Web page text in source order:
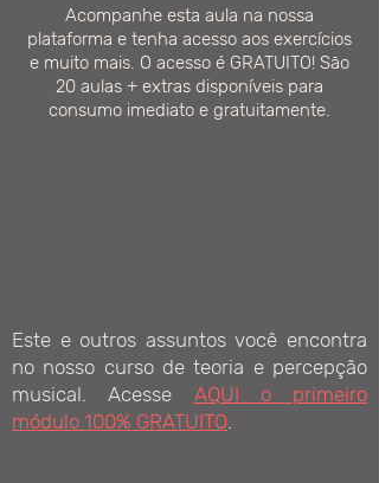
Acompanhe esta aula na nossa
plataforma e tenha acesso aos exercícios
e muito mais. O acesso é GRATUITO! São
20 aulas + extras disponíveis para
consumo imediato e gratuitamente.
Este e outros assuntos você encontra
no nosso curso de teoria e percepção
musical. Acesse AQUI o primeiro
módulo 100% GRATUITO.